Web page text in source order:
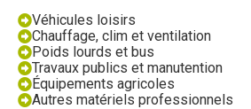
Véhicules loisirs
Chauffage, clim et ventilation
Poids lourds et bus
Travaux publics et manutention
Équipements agricoles
Autres matériels professionnels